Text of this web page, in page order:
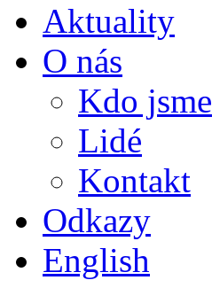
Aktuality
O nás
Kdo jsme
Lidé
Kontakt
Odkazy
English